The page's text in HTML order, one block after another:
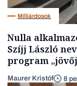
Milliárdosok
Nulla
Szíjj László
program
Maurer Kristóf 8